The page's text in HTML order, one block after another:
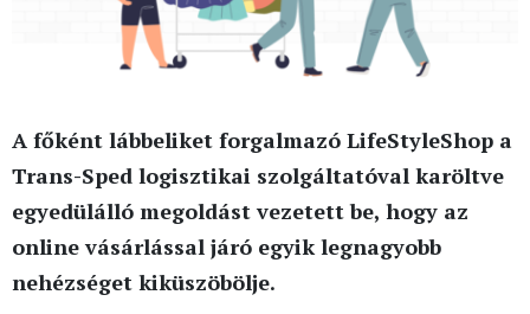
A főként lábbeliket forgalmazó LifeStyleShop a
Trans-Sped logisztikai szolgáltatóval karöltve
egyedülálló megoldást vezetett be, hogy az
online vásárlással járó egyik legnagyobb
nehézséget kiküszöbölje.